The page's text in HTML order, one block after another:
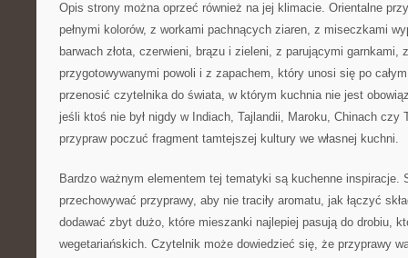
Opis strony można oprzeć również na jej klimacie. Orientalne
pełnymi kolorów, z workami pachnących ziaren, z miseczkami
barwach złota, czerwieni, brązu i zieleni, z parującymi garnkami,
przygotowywanymi powoli i z zapachem, który unosi się po
przenosić czytelnika do świata, w którym kuchnia nie jest
jeśli ktoś nie był nigdy w Indiach, Tajlandii, Maroku, Chinach czy
przypraw poczuć fragment tamtejszej kultury we własnej kuchni.
Bardzo ważnym elementem tej tematyki są kuchenne inspiracje.
przechowywać przyprawy, aby nie traciły aromatu, jak łączyć
dodawać zbyt dużo, które mieszanki najlepiej pasują do drobiu,
wegetariańskich. Czytelnik może dowiedzieć się, że przyprawy